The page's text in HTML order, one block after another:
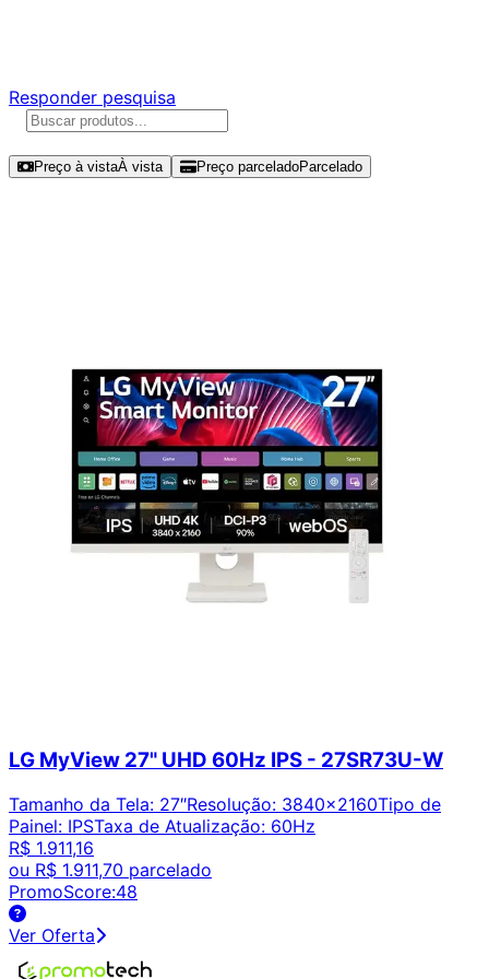
Responder pesquisa
Preço à vistaÀ vista Preço parceladoParcelado
LG MyView 27" UHD 60Hz IPS - 27SR73U-W
Tamanho da Tela: 27″Resolução: 3840x2160Tipo de
Painel: IPSTaxa de Atualização: 60Hz
R$ 1.911,16
ou R$ 1.911,70 parcelado
PromoScore:48
Ver Oferta